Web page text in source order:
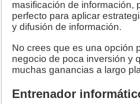
masificación de información,
perfecto para aplicar
y difusión de información.
No crees que es una opción
negocio de poca inversión y
muchas ganancias a largo
Entrenador